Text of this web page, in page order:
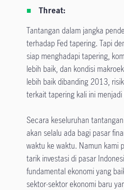
Threat:
Tantangan dalam jangka
terhadap Fed tapering. Tapi
siap menghadapi tapering,
lebih baik, dan kondisi
lebih baik dibanding 2013,
terkait tapering kali ini
Secara keseluruhan
akan selalu ada bagi pasar
waktu ke waktu. Namun kami
tarik investasi di pasar
fundamental ekonomi yang
sektor-sektor ekonomi baru